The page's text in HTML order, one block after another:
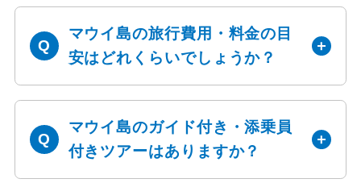
マウイ島の旅行費用・料金の目
安はどれくらいでしょうか？
マウイ島のガイド付き・添乗員
付きツアーはありますか？